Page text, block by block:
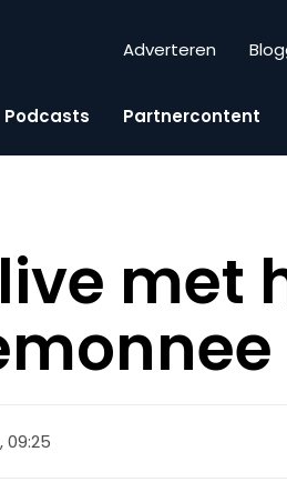
Adverteren
Podcasts Partnercontent
met
09:25